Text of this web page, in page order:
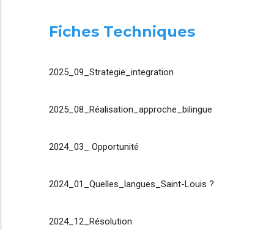
Fiches Techniques
2025_09_Strategie_integration
2025_08_Réalisation_approche_bilingue
2024_03_ Opportunité
2024_01_Quelles_langues_Saint-Louis ?
2024_12_Résolution